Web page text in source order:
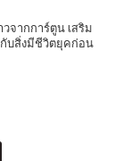
จากการ์ตูน เสริม
กับสิ่งมีชีวิตยุคก่อน